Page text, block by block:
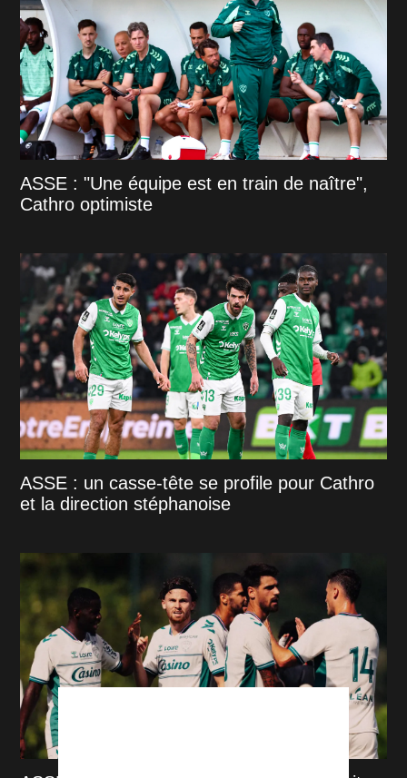
ASSE : "Une équipe est en train de naître",
Cathro optimiste
ASSE : un casse-tête se profile pour Cathro
et la direction stéphanoise